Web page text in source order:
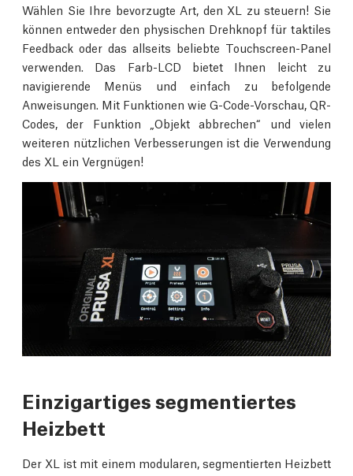
Wählen Sie Ihre bevorzugte Art, den XL zu steuern! Sie
können entweder den physischen Drehknopf für taktiles
Feedback oder das allseits beliebte Touchscreen-Panel
verwenden. Das Farb-LCD bietet Ihnen leicht zu
navigierende Menüs und einfach zu befolgende
Anweisungen. Mit Funktionen wie G-Code-Vorschau, QR-
Codes, der Funktion „Objekt abbrechen“ und vielen
weiteren nützlichen Verbesserungen ist die Verwendung
des XL ein Vergnügen!
Einzigartiges segmentiertes
Heizbett
Der XL ist mit einem modularen, segmentierten Heizbett